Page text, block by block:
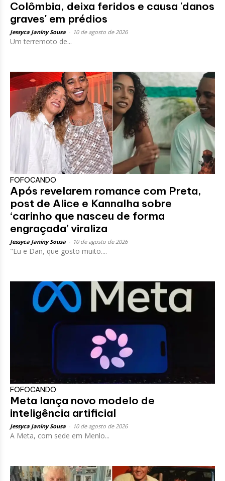
Colômbia, deixa feridos e causa 'danos
graves' em prédios
Jessyca Janiny Sousa 10 de agosto de 2026
Um terremoto de...
FOFOCANDO
Após revelarem romance com Preta,
post de Alice e Kannalha sobre
‘carinho que nasceu de forma
engraçada’ viraliza
Jessyca Janiny Sousa 10 de agosto de 2026
"Eu e Dan, que gosto muito....
FOFOCANDO
Meta lança novo modelo de
inteligência artificial
Jessyca Janiny Sousa 10 de agosto de 2026
A Meta, com sede em Menlo...